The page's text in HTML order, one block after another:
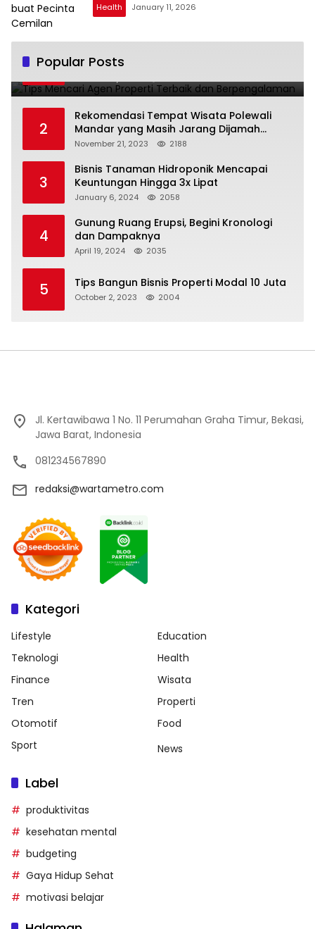
Health January 11, 2026
Popular Posts
1
Berpengalaman
2
Rekomendasi Tempat Wisata Polewali
Mandar yang Masih Jarang Dijamah
Wisatawan
November 21, 2023 2188
3
Bisnis Tanaman Hidroponik Mencapai
Keuntungan Hingga 3x Lipat
January 6, 2024 2058
4
Gunung Ruang Erupsi, Begini Kronologi
dan Dampaknya
April 19, 2024 2035
5 Tips Bangun Bisnis Properti Modal 10 Juta
October 2, 2023 2004
Jl. Kertawibawa 1 No. 11 Perumahan Graha Timur, Bekasi,
Jawa Barat, Indonesia
081234567890
redaksi@wartametro.com
Kategori
Lifestyle
Education
Teknologi
Health
Finance
Wisata
Tren
Properti
Otomotif
Food
Sport
News
Label
produktivitas
kesehatan mental
budgeting
Gaya Hidup Sehat
motivasi belajar